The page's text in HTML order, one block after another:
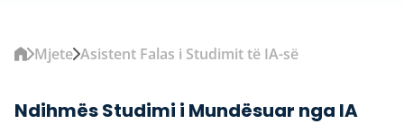
Mjete Asistent Falas i Studimit të IA-së
Ndihmës Studimi i Mundësuar nga IA